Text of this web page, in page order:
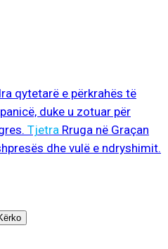
qytetarë e përkrahës të
duke u zotuar për
Tjetra Rruga në Graçan
dhe vulë e ndryshimit.